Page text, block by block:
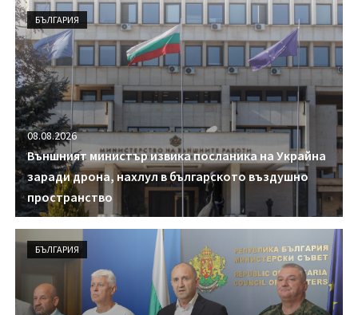
БЪЛГАРИЯ
08.08.2026
Външният министър извика посланика на Украйна
заради дрона, нахлул в българското въздушно
пространство
БЪЛГАРИЯ